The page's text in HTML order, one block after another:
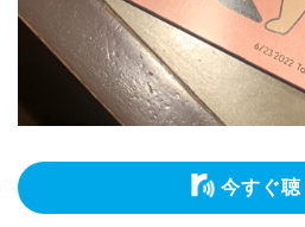
今すぐ聴